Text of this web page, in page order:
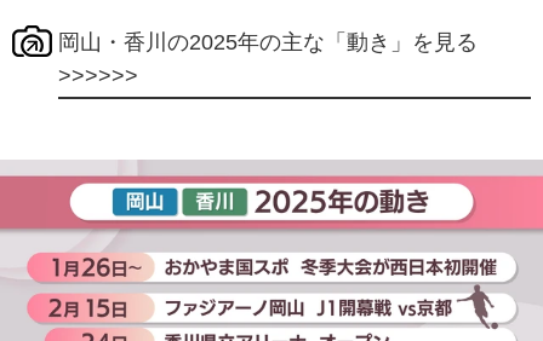
岡山・香川の2025年の主な「動き」を見る
>>>>>>